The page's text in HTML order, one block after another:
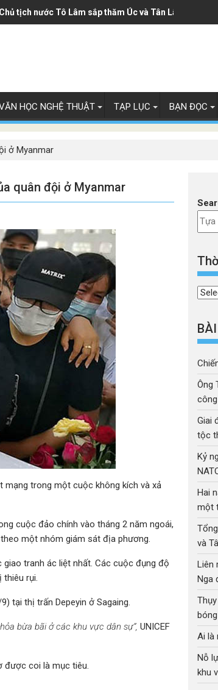
sắc lệnh hạn chế luật 'sinh ở Mỹ là công dân Mỹ'
tịch nước Tô Lâm sắp thăm Úc và Tân Lây Lan
HỌC NGHỆ THUẬT TẠP LỤC BẠN ĐỌC
ở Myanmar
quân đội ở Myanmar
mạng trong một cuộc không kích và xả
cuộc đảo chính vào tháng 2 năm ngoái,
một nhóm giám sát địa phương.
tranh ác liệt nhất. Các cuộc đụng độ
thiêu rụi.
tại thị trấn Depeyin ở Sagaing.
bừa bãi ở các khu vực dân sự”, UNICEF
được coi là mục tiêu.
Thời
Ông
công
Giai
tộc
Kỷ
Hai
một
và
Liên
Nga
Ai là
Nỗ
khu